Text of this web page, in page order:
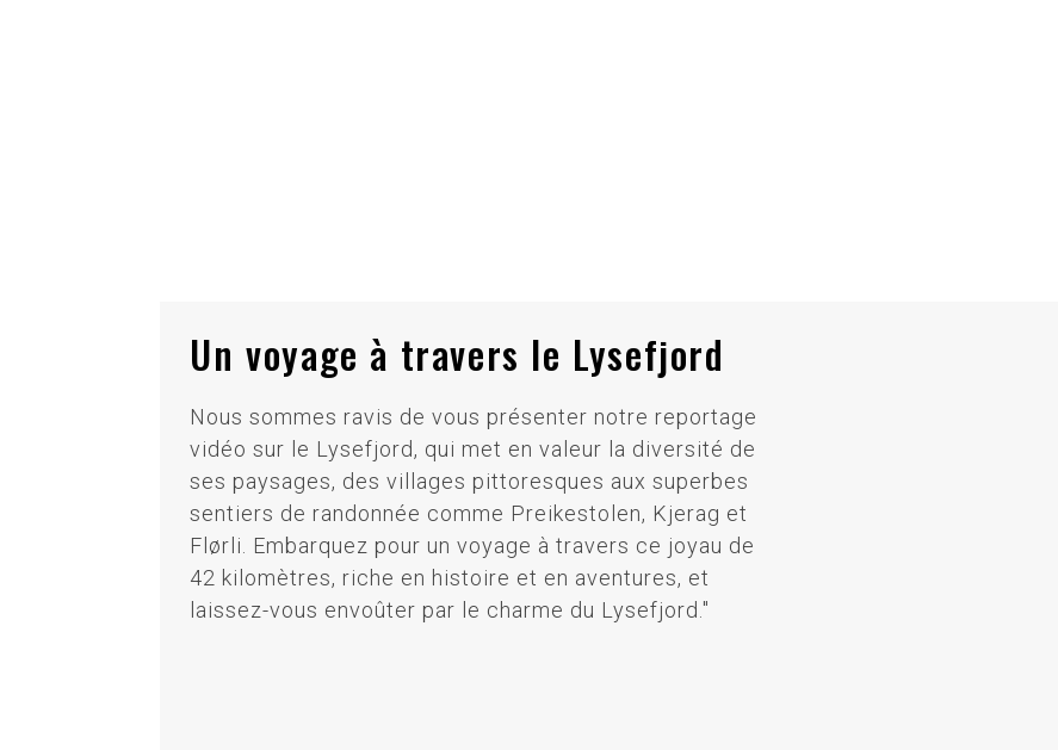
Un voyage à travers le Lysefjord
Nous sommes ravis de vous présenter notre reportage
vidéo sur le Lysefjord, qui met en valeur la diversité de
ses paysages, des villages pittoresques aux superbes
sentiers de randonnée comme Preikestolen, Kjerag et
Flørli. Embarquez pour un voyage à travers ce joyau de
42 kilomètres, riche en histoire et en aventures, et
laissez-vous envoûter par le charme du Lysefjord."